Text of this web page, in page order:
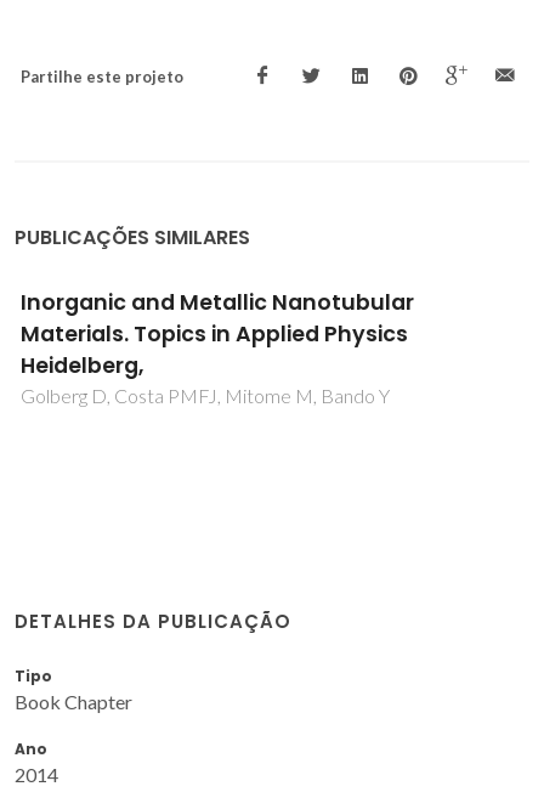
Partilhe este projeto
PUBLICAÇÕES SIMILARES
Inorganic and Metallic Nanotubular
Materials. Topics in Applied Physics
Heidelberg,
Golberg D, Costa PMFJ, Mitome M, Bando Y
DETALHES DA PUBLICAÇÃO
Tipo
Book Chapter
Ano
2014